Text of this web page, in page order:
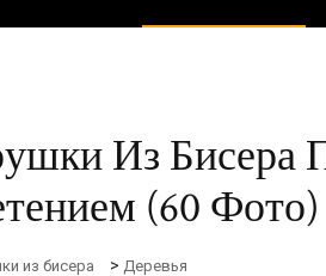
Из Бисера
(60 Фото)
из бисера > Деревья